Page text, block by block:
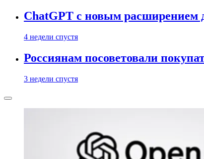
ChatGPT с новым расширением
4 недели спустя
Россиянам посоветовали
3 недели спустя